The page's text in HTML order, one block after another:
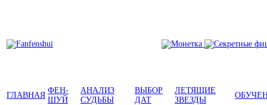
ГЛАВНАЯ
ФЕН-
ШУЙ
АНАЛИЗ
СУДЬБЫ
ВЫБОР
ДАТ
ЛЕТЯЩИЕ
ЗВЕЗДЫ